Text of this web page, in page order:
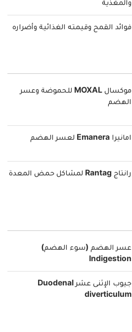
والمغذية
فوائد القمح وقيمته الغذائية وأضراره
موكسال MOXAL للحموضة وعسر
الهضم
امانيرا Emanera لعسر الهضم
رانتاج Rantag لمشاكل حمض المعدة
عسر الهضم (سوء الهضم)
Indigestion
جيوب الإثنى عشر Duodenal
diverticulum